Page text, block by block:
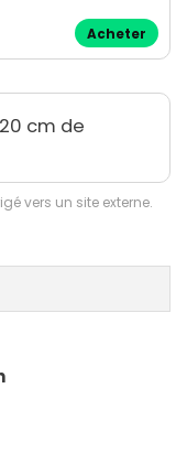
Acheter
cm de
vers un site externe.